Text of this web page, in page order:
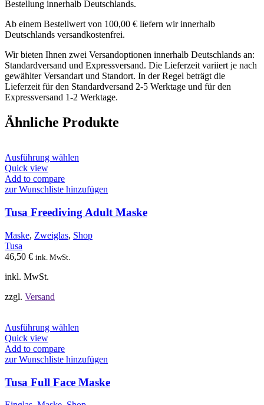
Bestellung innerhalb Deutschlands.
Ab einem Bestellwert von 100,00 € liefern wir innerhalb
Deutschlands versandkostenfrei.
Wir bieten Ihnen zwei Versandoptionen innerhalb Deutschlands an:
Standardversand und Expressversand. Die Lieferzeit variiert je nach
gewählter Versandart und Standort. In der Regel beträgt die
Lieferzeit für den Standardversand 2-5 Werktage und für den
Expressversand 1-2 Werktage.
Ähnliche Produkte
Ausführung wählen
mehrere
auf.
Die
Optionen
können
Quick view
Add to compare
zur Wunschliste hinzufügen
Tusa Freediving Adult Maske
Maske, Zweiglas, Shop
Tusa
46,50 € ink. MwSt.
inkl. MwSt.
zzgl. Versand
Ausführung wählen
mehrere
auf.
Die
Optionen
Quick view
Add to compare
zur Wunschliste hinzufügen
Tusa Full Face Maske